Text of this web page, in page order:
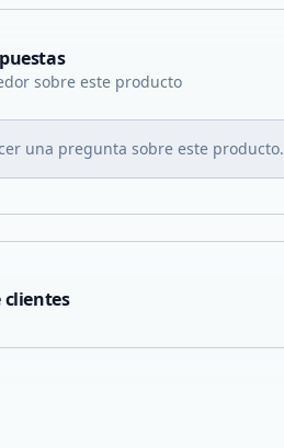
sobre este producto
una pregunta sobre este producto.
clientes